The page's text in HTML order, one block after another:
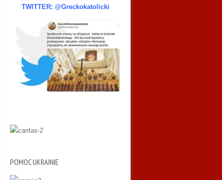
TWITTER: @Greckokatolicki
POMOC UKRAINIE